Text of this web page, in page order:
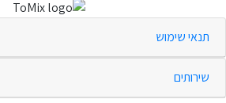
תנאי שימוש
שירותים